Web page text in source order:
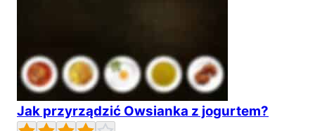
Jak przyrządzić Owsianka z jogurtem?